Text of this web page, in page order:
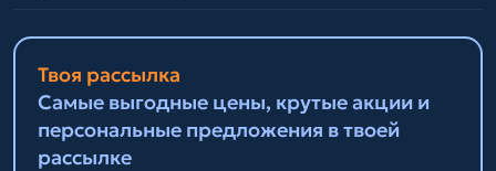
Твоя рассылка
Самые выгодные цены, крутые акции и
персональные предложения в твоей
рассылке